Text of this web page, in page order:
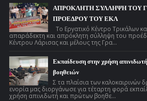
ΑΠΡΟΚΛΗΤΗ ΣΥΛΛΗΨΗ ΤΟΥ
ΠΡΟΕΔΡΟΥ ΤΟΥ ΕΚΛ
Το Εργατικό Κέντρο Τρικάλων
απαράδεκτη και απρόκλητη σύλληψη του
Κέντρου Λάρισας και μέλους της Γρα...
Εκπαίδευση στην χρήση
βοηθειών
Σ τα πλαίσια των καλοκαιρινών
ενορία μας διοργάνωσε για τέταρτη φορά
χρήση απινιδωτή και πρώτων βοηθε...